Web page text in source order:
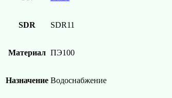
SDR SDR11
Материал ПЭ100
Назначение Водоснабжение